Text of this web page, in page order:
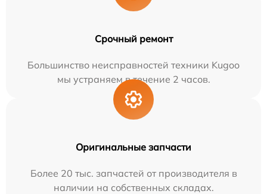
Срочный ремонт
Большинство неисправностей техники Kugoo
мы устраняем в течение 2 часов.
Оригинальные запчасти
Более 20 тыс. запчастей от производителя в
наличии на собственных складах.